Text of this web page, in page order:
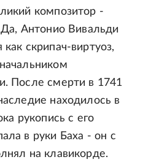
композитор -
Антонио Вивальди
скрипач-виртуоз,
После смерти в 1741
находилось в
рукопись с его
в руки Баха - он с
на клавикорде.